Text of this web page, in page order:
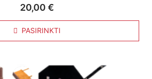
20,00 €
PASIRINKTI